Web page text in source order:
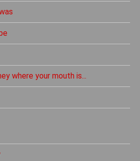
where your mouth is...